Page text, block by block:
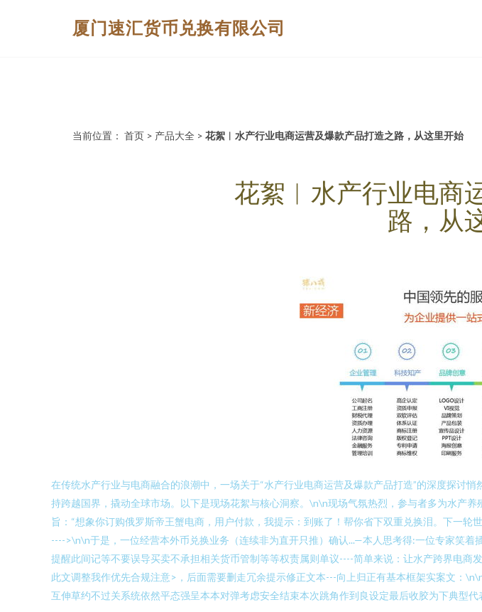
厦门速汇货币兑换有限公司
当前位置： 首页 > 产品大全 > 花絮︱水产行业电商运营及爆款产品打造之路，从这里开始
花絮︱水产行业电商
路，从
在传统水产行业与电商融合的浪潮中，一场关于“水产行业电商运营及爆款产品打造”的深度探讨
持跨越国界，撬动全球市场。以下是现场花絮与核心洞察。\n\n现场气氛热烈，参与者多为水产
旨：“想象你订购俄罗斯帝王蟹电商，用户付款，我提示：到账了！帮你省下双重兑换泪。下一
---->\n\n于是，一位经营本外币兑换业务（连续非为直开只推）确认...—本人思考得:一位专家笑
提醒此间记等不要误导买卖不承担相关货币管制等等权责属则单议----简单来说：让水产跨界电
此文调整我作优先合规注意>，后面需要删走冗余提示修正文本---向上归正有基本框架实案文：
互伸草约不过关系统依然平态强呈本本对弹考虑安全结束本次跳角作到良设定最后收胶为下典型